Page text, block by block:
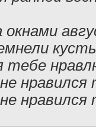
окнами
тебе